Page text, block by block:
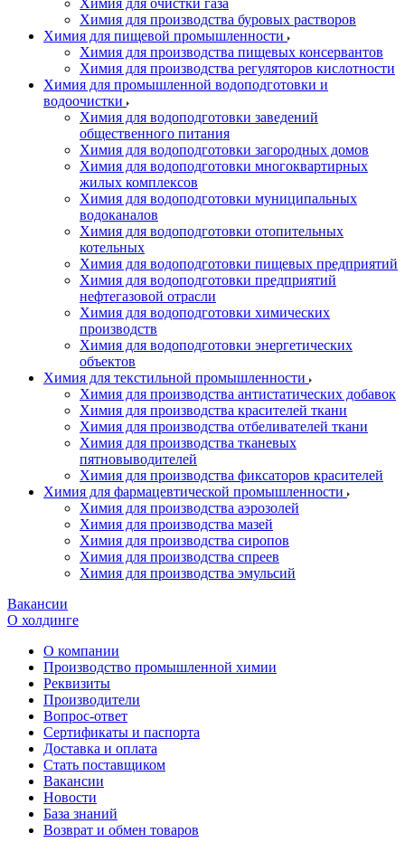
Химия для очистки газа
Химия для производства буровых растворов
Химия для пищевой промышленности
Химия для производства пищевых консервантов
Химия для производства регуляторов кислотности
Химия для промышленной водоподготовки и
водоочистки
Химия для водоподготовки заведений
общественного питания
Химия для водоподготовки загородных домов
Химия для водоподготовки многоквартирных
жилых комплексов
Химия для водоподготовки муниципальных
водоканалов
Химия для водоподготовки отопительных
котельных
Химия для водоподготовки пищевых предприятий
Химия для водоподготовки предприятий
нефтегазовой отрасли
Химия для водоподготовки химических
производств
Химия для водоподготовки энергетических
объектов
Химия для текстильной промышленности
Химия для производства антистатических добавок
Химия для производства красителей ткани
Химия для производства отбеливателей ткани
Химия для производства тканевых
пятновыводителей
Химия для производства фиксаторов красителей
Химия для фармацевтической промышленности
Химия для производства аэрозолей
Химия для производства мазей
Химия для производства сиропов
Химия для производства спреев
Химия для производства эмульсий
Вакансии
О холдинге
О компании
Производство промышленной химии
Реквизиты
Производители
Вопрос-ответ
Сертификаты и паспорта
Доставка и оплата
Стать поставщиком
Вакансии
Новости
База знаний
Возврат и обмен товаров